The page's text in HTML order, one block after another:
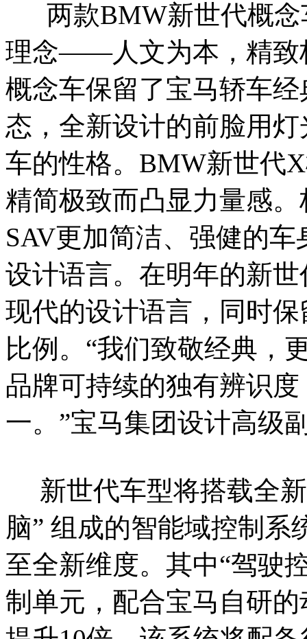
两款BMW新世代概念
理念——人文为本，精致
概念车保留了宝马轿车
态，全新设计的前脸用
车的性格。BMW新世代
精简极致而凸显力量感
SAV更加简洁、强健的
设计语言。在明年的新
现代的设计语言，同时
比例。“我们致敬经典，
品牌可持续的独有辨识
一。”宝马集团设计高级
新世代车型将搭载全新
脑” 组成的智能域控制系
至全新维度。其中“驾驶
制单元，配合宝马自研